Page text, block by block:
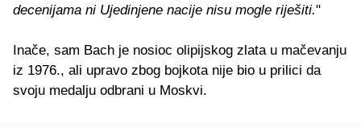
decenijama ni Ujedinjene nacije nisu mogle riješiti."
Inače, sam Bach je nosioc olipijskog zlata u mačevanju
iz 1976., ali upravo zbog bojkota nije bio u prilici da
svoju medalju odbrani u Moskvi.